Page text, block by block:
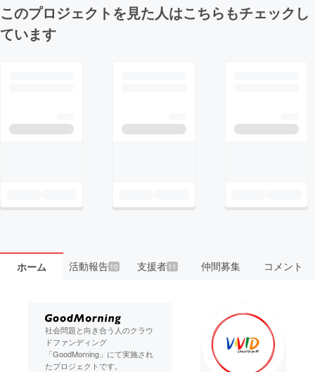
このプロジェクトを見た人はこちらもチェックし
ています
ホーム 活動報告10 支援者 11 仲間募集 コメント
社会問題と向き合う人のクラウ
ドファンディング
「GoodMorning」にて実施され
たプロジェクトです。